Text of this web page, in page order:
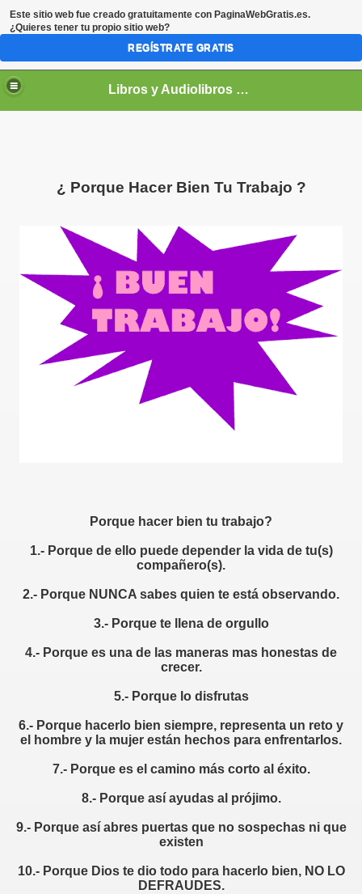
Libros y Audiolibros Para emprendedores
¿ Porque Hacer Bien Tu Trabajo ?
Porque hacer bien tu trabajo?
1.- Porque de ello puede depender la vida de tu(s)
compañero(s).
2.- Porque NUNCA sabes quien te está observando.
3.- Porque te llena de orgullo
4.- Porque es una de las maneras mas honestas de
crecer.
5.- Porque lo disfrutas
6.- Porque hacerlo bien siempre, representa un reto y
el hombre y la mujer están hechos para enfrentarlos.
7.- Porque es el camino más corto al éxito.
8.- Porque así ayudas al prójimo.
9.- Porque así abres puertas que no sospechas ni que
existen
10.- Porque Dios te dio todo para hacerlo bien, NO LO
DEFRAUDES.
Este sitio web fue creado gratuitamente con PaginaWebGratis.es.
¿Quieres tener tu propio sitio web?
REGÍSTRATE GRATIS